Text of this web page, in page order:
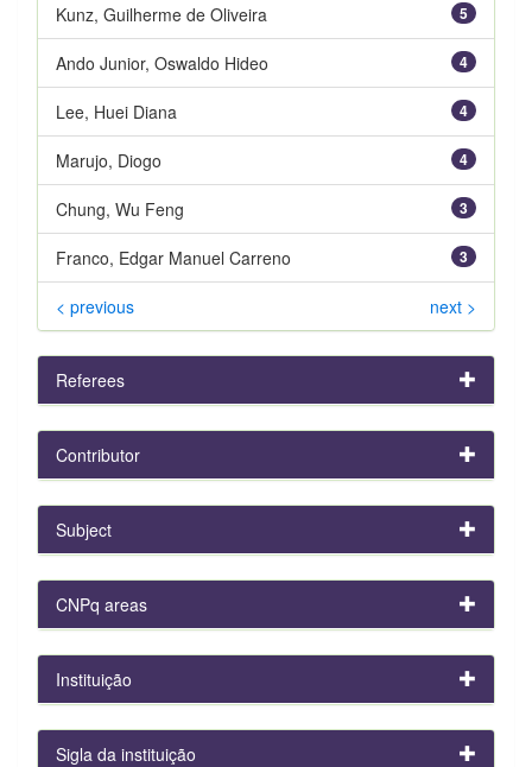
5
Kunz, Guilherme de Oliveira
4
Ando Junior, Oswaldo Hideo
4
Lee, Huei Diana
4
Marujo, Diogo
3
Chung, Wu Feng
3
Franco, Edgar Manuel Carreno
< previous next >
Referees
Contributor
Subject
CNPq areas
Instituição
Sigla da instituição